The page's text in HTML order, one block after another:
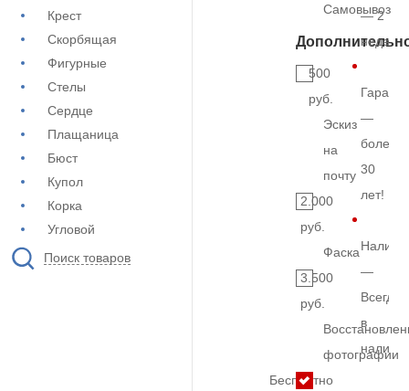
Крест
Скорбящая
Фигурные
Стелы
Сердце
Плащаница
Бюст
Купол
Корка
Угловой
Поиск товаров
Самовывоз
500
руб.
Эскиз
на
почту
2.000
руб.
Фаска
3.500
руб.
фотографии
Бесплатно
— 2
недели
—
более
30
лет!
—
Всегда
в